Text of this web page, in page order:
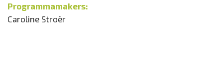
Programmamakers:
Caroline Stroër